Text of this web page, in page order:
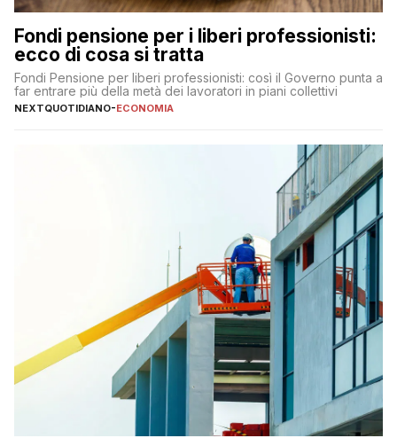
Fondi pensione per i liberi professionisti:
ecco di cosa si tratta
Fondi Pensione per liberi professionisti: così il Governo punta a
far entrare più della metà dei lavoratori in piani collettivi
NEXTQUOTIDIANO-ECONOMIA